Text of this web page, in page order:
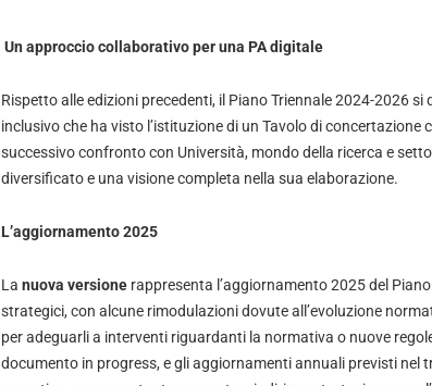
Un approccio collaborativo per una PA digitale
Rispetto alle edizioni precedenti, il Piano Triennale 2024-2026
inclusivo che ha visto l’istituzione di un Tavolo di
successivo confronto con Università, mondo della ricerca e
diversificato e una visione completa nella sua elaborazione.
L’aggiornamento 2025
La nuova versionerappresenta l’aggiornamento 2025 del
strategici, con alcune rimodulazioni dovute all’evoluzione
per adeguarli a interventi riguardanti la normativa o nuove
documento in progress, e gli aggiornamenti annuali previsti nel